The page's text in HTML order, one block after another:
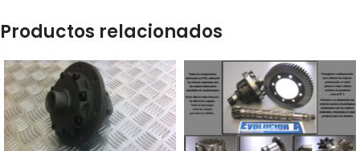
Productos relacionados